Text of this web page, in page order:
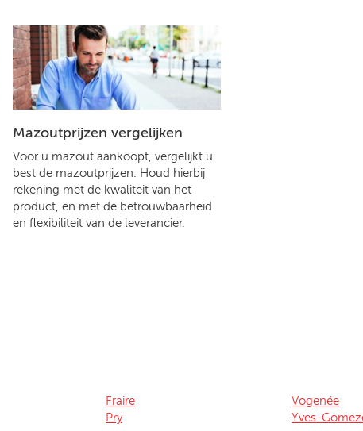
Mazoutprijzen vergelijken
Voor u mazout aankoopt, vergelijkt u
best de mazoutprijzen. Houd hierbij
rekening met de kwaliteit van het
product, en met de betrouwbaarheid
en flexibiliteit van de leverancier.
Fraire
Pry
Vogenée
Yves-